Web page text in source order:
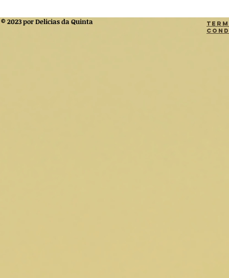
© 2023 por Delicias da Quinta